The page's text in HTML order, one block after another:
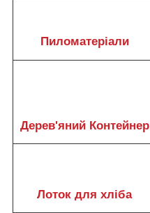
Пиломатеріали
Дерев'яний Контейнер
Лоток для хліба